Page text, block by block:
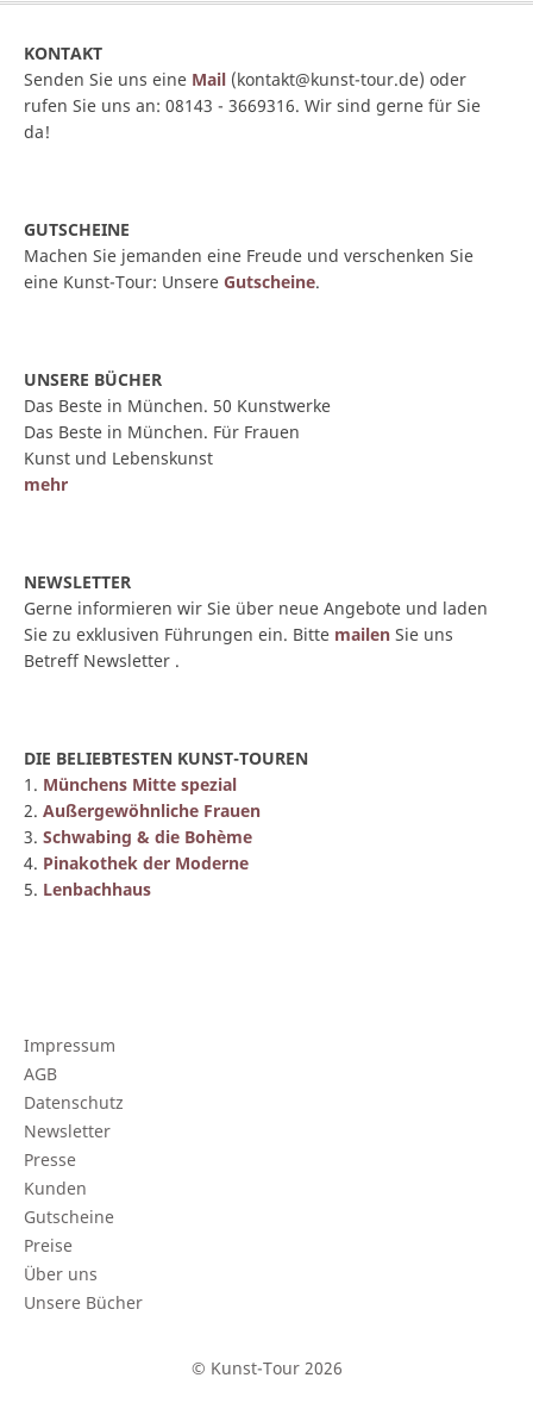
KONTAKT
Senden Sie uns eine Mail (kontakt@kunst-tour.de) oder
rufen Sie uns an: 08143 - 3669316. Wir sind gerne für Sie
da!
GUTSCHEINE
Machen Sie jemanden eine Freude und verschenken Sie
eine Kunst-Tour: Unsere Gutscheine.
UNSERE BÜCHER
Das Beste in München. 50 Kunstwerke
Das Beste in München. Für Frauen
Kunst und Lebenskunst
mehr
NEWSLETTER
Gerne informieren wir Sie über neue Angebote und laden
Sie zu exklusiven Führungen ein. Bitte mailen Sie uns
Betreff Newsletter .
DIE BELIEBTESTEN KUNST-TOUREN
1. Münchens Mitte spezial
2. Außergewöhnliche Frauen
3. Schwabing & die Bohème
4. Pinakothek der Moderne
5. Lenbachhaus
Impressum
AGB
Datenschutz
Newsletter
Presse
Kunden
Gutscheine
Preise
Über uns
Unsere Bücher
© Kunst-Tour 2026